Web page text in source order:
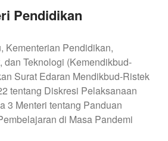
Pendidikan
Kementerian Pendidikan,
dan Teknologi (Kemendikbud-
Surat Edaran Mendikbud-Ristek
tentang Diskresi Pelaksanaan
3 Menteri tentang Panduan
di Masa Pandemi